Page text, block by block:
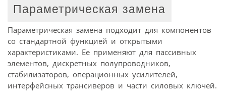
Параметрическая замена
Параметрическая замена подходит для компонентов
со стандартной функцией и открытыми
характеристиками. Ее применяют для пассивных
элементов, дискретных полупроводников,
стабилизаторов, операционных усилителей,
интерфейсных трансиверов и части силовых ключей.